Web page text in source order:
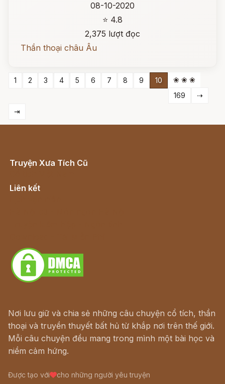
08-10-2020
⭐ 4.8
2,375 lượt đọc
Thần thoại châu Âu
1 2 3 4 5 6 7 8 9 10
❀ ❀ ❀
169
⇢
⇥
Truyện Xưa Tích Cũ
Liên kết
Nơi lưu giữ và chia sẻ những câu chuyện cổ tích, thần
thoại và truyền thuyết bất hủ từ khắp nơi trên thế giới.
Mỗi câu chuyện đều mang trong mình một bài học và
niềm cảm hứng.
Được tạo với cho những người yêu truyện